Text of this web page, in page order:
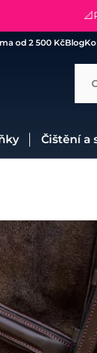
od 2 500 KčBlog
Čištění a